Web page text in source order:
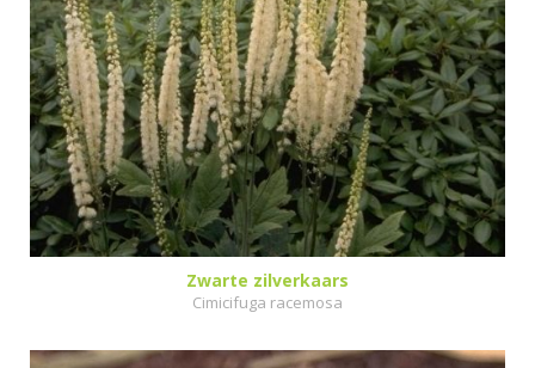
Zwarte zilverkaars
Cimicifuga racemosa